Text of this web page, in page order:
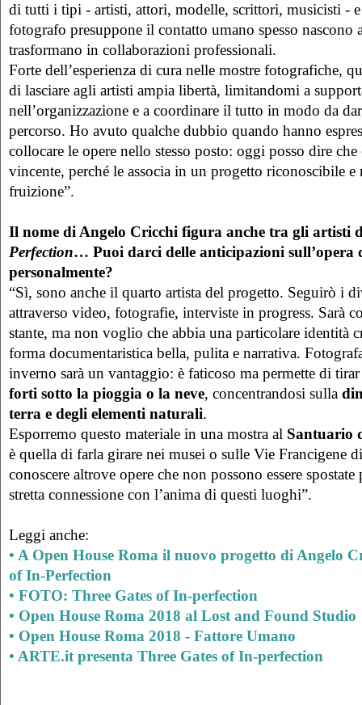
di tutti i tipi - artisti, attori, modelle, scrittori, musicisti -
fotografo presuppone il contatto umano spesso nascono
trasformano in collaborazioni professionali.
Forte dell’esperienza di cura nelle mostre fotografiche,
di lasciare agli artisti ampia libertà, limitandomi a
nell’organizzazione e a coordinare il tutto in modo da
percorso. Ho avuto qualche dubbio quando hanno
collocare le opere nello stesso posto: oggi posso dire che
vincente, perché le associa in un progetto riconoscibile e
fruizione”.
Il nome di Angelo Cricchi figura anche tra gli artisti
Perfection… Puoi darci delle anticipazioni sull’opera
personalmente?
“Sì, sono anche il quarto artista del progetto. Seguirò i
attraverso video, fotografie, interviste in progress. Sarà
stante, ma non voglio che abbia una particolare identità
forma documentaristica bella, pulita e narrativa.
inverno sarà un vantaggio: è faticoso ma permette di
forti sotto la pioggia o la neve, concentrandosi sulla
terra e degli elementi naturali.
Esporremo questo materiale in una mostra al Santuario
è quella di farla girare nei musei o sulle Vie Francigene
conoscere altrove opere che non possono essere
stretta connessione con l’anima di questi luoghi”.
Leggi anche:
• A Open House Roma il nuovo progetto di Angelo
of In-Perfection
• FOTO: Three Gates of In-perfection
• Open House Roma 2018 al Lost and Found Studio
• Open House Roma 2018 - Fattore Umano
• ARTE.it presenta Three Gates of In-perfection